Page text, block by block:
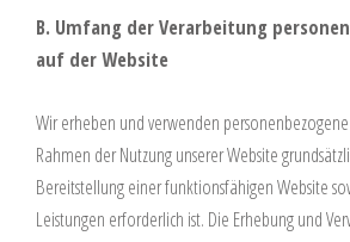
B. Umfang der Verarbeitung
auf der Website
Wir erheben und verwenden
Rahmen der Nutzung unserer Website
Bereitstellung einer funktionsfähigen Website
Leistungen erforderlich ist. Die Erhebung und